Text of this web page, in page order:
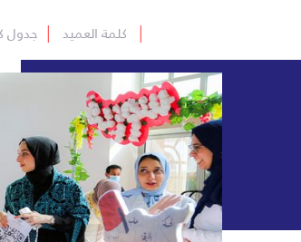
│ كلمة العميد │ جدول